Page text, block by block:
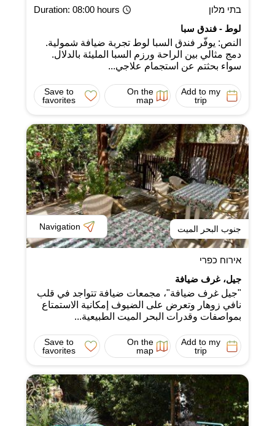
בתי מלון Duration: 08:00 hours
لوط - فندق سبا
النص: يوفّر فندق السبا لوط تجربة ضيافة شمولية.
دمج مثالي بين الراحة ورزم السبا المليئة بالدلال.
سواء بحثتم عن استجمام علاجي...
Add to my
trip
On the
map
Save to
favorites
جنوب البحر الميت Navigation
אירוח כפרי
جيل، غرف ضيافة
"جيل غرف ضيافة"، مجمعات ضيافة تتواجد في قلب
نافي زوهار وتعرض على الضيوف إمكانية الاستمتاع
بمواصفات وقدرات البحر الميت الطبيعية...
Add to my
trip
On the
map
Save to
favorites